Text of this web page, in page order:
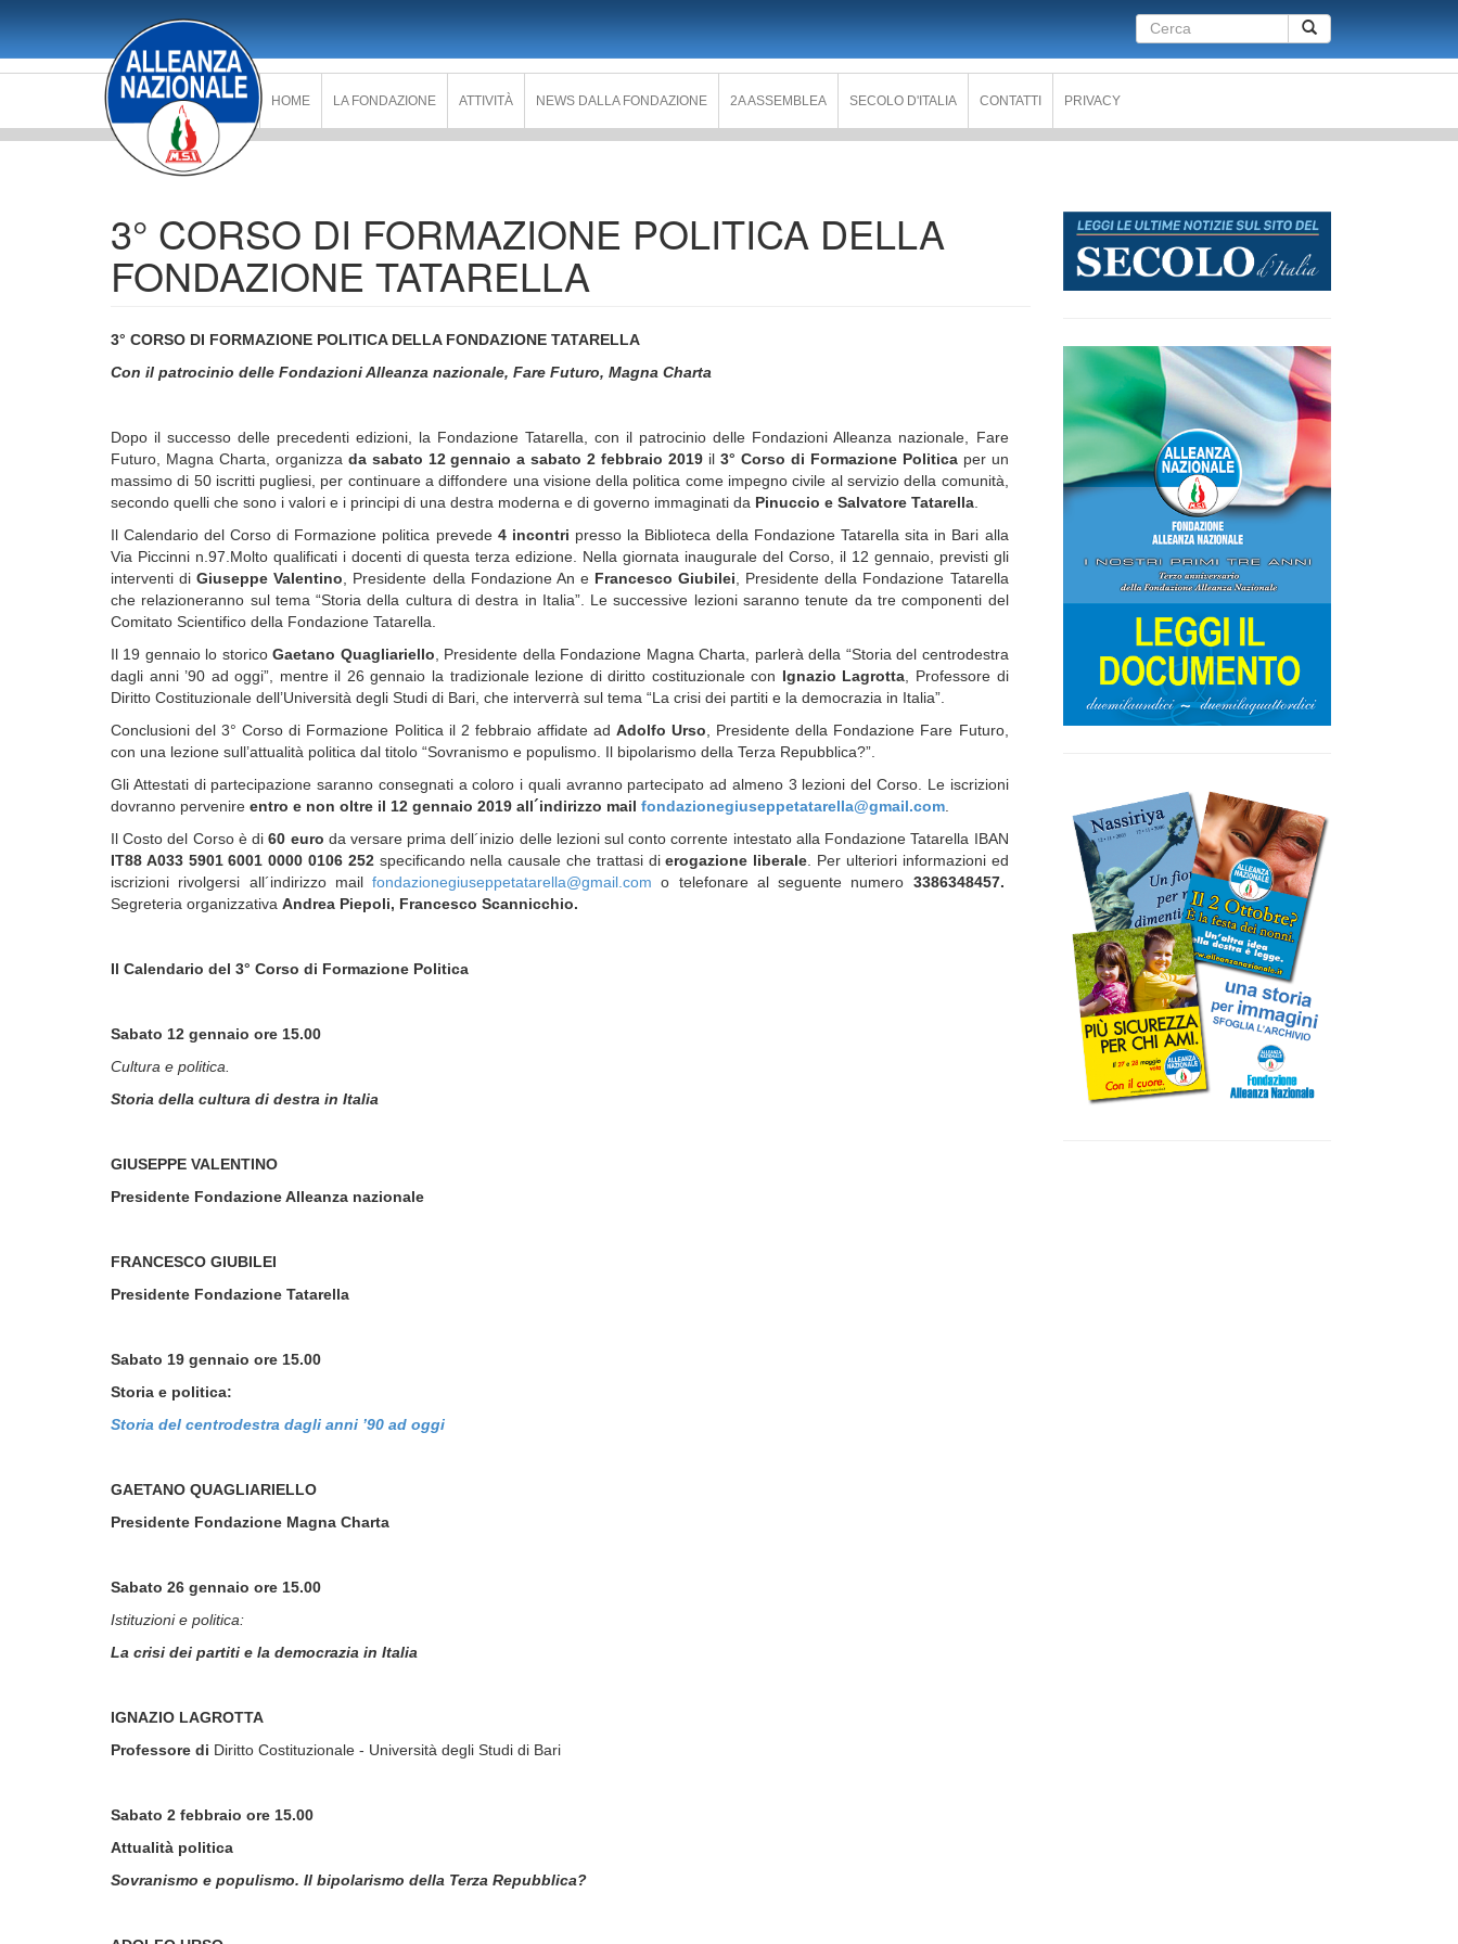
contenuto
principale
HOME LA FONDAZIONE ATTIVITÀ NEWS DALLA FONDAZIONE 2A ASSEMBLEA SECOLO D'ITALIA CONTATTI PRIVACY
Form
di
3° CORSO DI FORMAZIONE POLITICA DELLA
FONDAZIONE TATARELLA
3° CORSO DI FORMAZIONE POLITICA DELLA FONDAZIONE TATARELLA
Con il patrocinio delle FondazioniAlleanza nazionale, Fare Futuro, Magna Charta
Dopo il successo delle precedenti edizioni, la Fondazione Tatarella, con il patrocinio delle Fondazioni Alleanza nazionale, Fare
Futuro, Magna Charta, organizza da sabato 12 gennaio a sabato 2 febbraio 2019 il 3° Corso di Formazione Politicaper un
massimo di 50 iscritti pugliesi, per continuare a diffondere una visione della politica come impegno civile al servizio della comunità,
secondo quelli che sono i valori e i principi di una destra moderna e di governo immaginati da Pinuccio e Salvatore Tatarella
Il Calendario del Corso di Formazione politica prevede 4 incontri presso la Biblioteca della Fondazione Tatarella sita in Bari alla
Via Piccinni n.97.Molto qualificati i docenti di questa terza edizione. Nella giornata inaugurale del Corso, il 12 gennaio, previsti gli
interventi diGiuseppe Valentino , Presidente della Fondazione An e Francesco Giubilei , Presidente della Fondazione Tatarella
che relazioneranno sul tema “Storia della cultura di destra in Italia”. Le successive lezioni saranno tenute da tre componenti del
Comitato Scientifico della Fondazione Tatarella.
Il 19 gennaio lo storicoGaetano Quagliariello , Presidente della Fondazione Magna Charta, parlerà della “Storia del centrodestra
dagli anni ’90 ad oggi”, mentre il 26 gennaio la tradizionale lezione di diritto costituzionale con Ignazio Lagrotta , Professore di
Diritto Costituzionale dell’Università degli Studi di Bari, che interverrà sul tema “La crisi dei partiti e la democrazia in Italia”.
Conclusioni del 3° Corso di Formazione Politica il 2 febbraio affidate ad Adolfo Urso , Presidente della Fondazione Fare Futuro,
con una lezione sull’attualità politica dal titolo “Sovranismo e populismo. Il bipolarismo della Terza Repubblica?”.
Gli Attestati di partecipazione saranno consegnati a coloro i quali avranno partecipato ad almeno 3 lezioni del Corso. Le iscrizioni
dovranno pervenire entro e non oltre il 12 gennaio 2019 all´indirizzo mail fondazionegiuseppetatarella@gmail.com
Il Costo del Corso è di60 euro da versare prima dell´inizio delle lezioni sul conto corrente intestato alla Fondazione Tatarella IBAN
IT88 A033 5901 6001 0000 0106 252specificando nella causale che trattasi dierogazione liberale . Per ulteriori informazioni ed
iscrizioni rivolgersi all´indirizzo mail fondazionegiuseppetatarella@gmail.com o telefonare al seguente numero 3386348457.
Segreteria organizzativa Andrea Piepoli, Francesco Scannicchio.
Il Calendario del 3° Corso di Formazione Politica
Sabato 12 gennaio ore 15.00
Cultura e politica
Storia della cultura di destra in Italia
GIUSEPPE VALENTINO
Presidente Fondazione Alleanza nazionale
FRANCESCO GIUBILEI
Presidente Fondazione Tatarella
Sabato 19 gennaio ore 15.00
Storia e politica:
Storia del centrodestra dagli anni ’90 ad oggi
GAETANO QUAGLIARIELLO
Presidente Fondazione Magna Charta
Sabato 26 gennaio ore 15.00
Istituzioni e politica:
La crisi dei partiti e la democrazia in Italia
IGNAZIO LAGROTTA
Professore di Diritto Costituzionale - Università degli Studi di Bari
Sabato 2 febbraio ore 15.00
Attualità politica
Sovranismo e populismo. Il bipolarismo della Terza Repubblica?